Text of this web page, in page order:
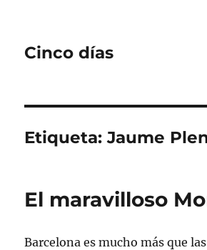
Cinco días
Etiqueta:Jaume
El maravilloso
Barcelona es mucho más que